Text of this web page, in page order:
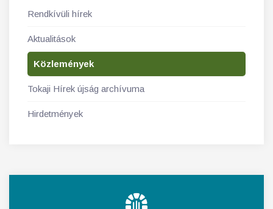
Rendkívüli hírek
Aktualitások
Közlemények
Tokaji Hírek újság archívuma
Hirdetmények